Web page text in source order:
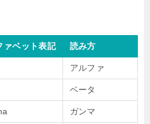
ァベット表記 読み方
アルファ
ベータ
ガンマ